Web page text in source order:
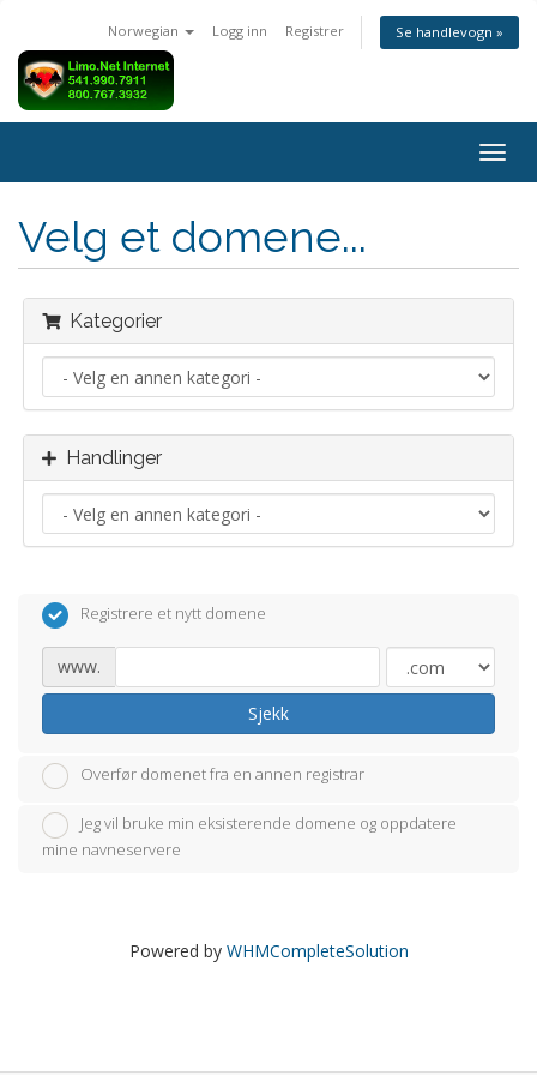
Norwegian Logg inn Registrer Se handlevogn »
Bytt
Velg et domene...
Kategorier
Handlinger
Registrere et nytt domene
www.
Sjekk
Overfør domenet fra en annen registrar
Jeg vil bruke min eksisterende domene og oppdatere
mine navneservere
Powered by WHMCompleteSolution